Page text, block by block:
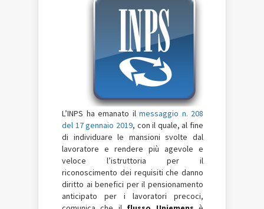
L’INPS ha emanato il messaggio n. 208
del 17 gennaio 2019, con il quale, al fine
di individuare le mansioni svolte dal
lavoratore e rendere più agevole e
veloce l’istruttoria per il
riconoscimento dei requisiti che danno
diritto ai benefici per il pensionamento
anticipato per i lavoratori precoci,